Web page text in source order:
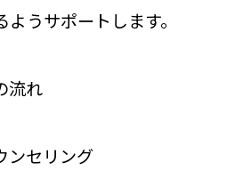
うサポートします。
流れ
ンセリング